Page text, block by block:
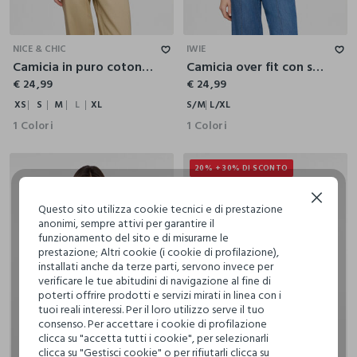
XL
NICE & CHIC
Camicia in puro cotone ricamato con colletto classico donna
€ 24,99
XS S M L XL
1 Colori
L/XL
IWIE
Camicia over fit con scollo a V donna
€ 24,99
S/M L/XL
1 Colori
20% + 30% DI SCONTO
Questo sito utilizza cookie tecnici e di prestazione
anonimi, sempre attivi per garantire il
funzionamento del sito e di misurarne le
prestazione; Altri cookie (i cookie di profilazione),
installati anche da terze parti, servono invece per
verificare le tue abitudini di navigazione al fine di
poterti offrire prodotti e servizi mirati in linea con i
tuoi reali interessi. Per il loro utilizzo serve il tuo
consenso. Per accettare i cookie di profilazione
clicca su "accetta tutti i cookie", per selezionarli
clicca su "Gestisci cookie" o per rifiutarli clicca su
Continua senza accettare